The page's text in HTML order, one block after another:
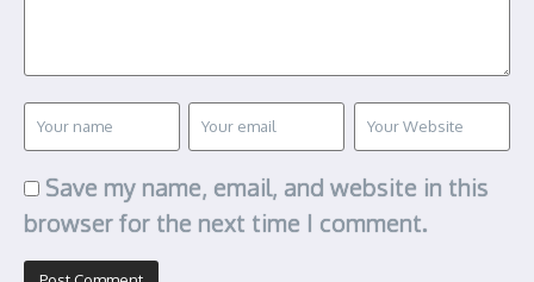
Save my name, email, and website in this
browser for the next time I comment.